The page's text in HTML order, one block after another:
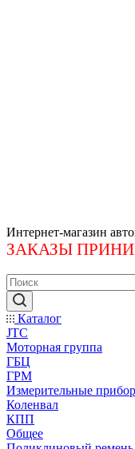
Интернет-магазин
ЗАКАЗЫ
Каталог
JTC
Моторная группа
ГБЦ
ГРМ
Измерительные
Коленвал
КПП
Общее